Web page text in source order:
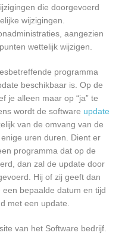
die doorgevoerd
wijzigingen.
aangezien
wettelijk wijzigen.
programma
beschikbaar is. Op de
je alleen maar op “ja” te
wordt de software update
van de omvang van de
uren duren. Dient er
programma dat op de
dan zal de update door
Hij of zij geeft dan
bepaalde datum en tijd
met een update.
van het Software bedrijf.